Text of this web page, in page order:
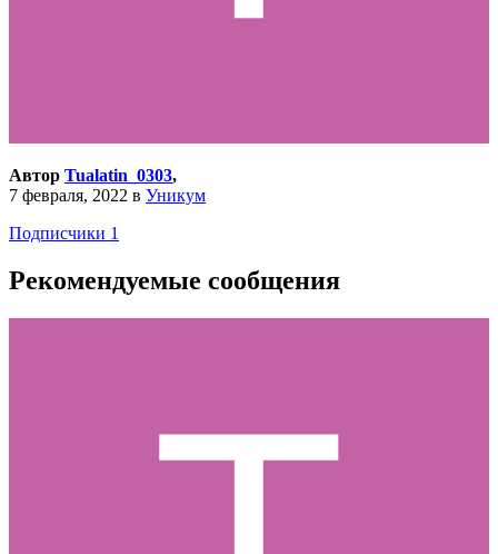
Автор Tualatin_0303,
7 февраля, 2022 в Уникум
Подписчики 1
Рекомендуемые сообщения